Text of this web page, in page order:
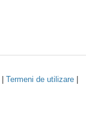
Termeni de utilizare